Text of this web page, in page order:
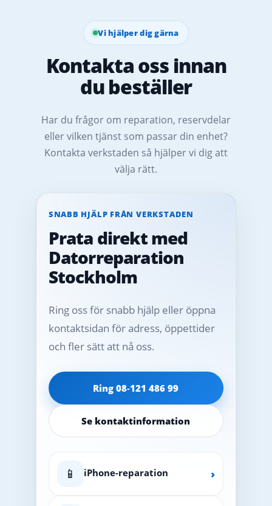
Vi hjälper dig gärna
Kontakta oss innan
du beställer
Har du frågor om reparation, reservdelar
eller vilken tjänst som passar din enhet?
Kontakta verkstaden så hjälper vi dig att
välja rätt.
SNABB HJÄLP FRÅN VERKSTADEN
Prata direkt med
Datorreparation
Stockholm
Ring oss för snabb hjälp eller öppna
kontaktsidan för adress, öppettider
och fler sätt att nå oss.
Ring 08‑121 486 99
Se kontaktinformation
📱 iPhone-reparation ›